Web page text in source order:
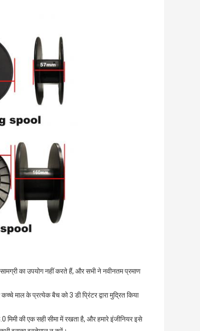
सामग्री का उपयोग नहीं करते हैं, और सभी ने नवीनतम प्रमाण
माल के प्रत्येक बैच को 3 डी प्रिंटर द्वारा मुद्रित किया
की एक सही सीमा में रखता है, और हमारे इंजीनियर इसे